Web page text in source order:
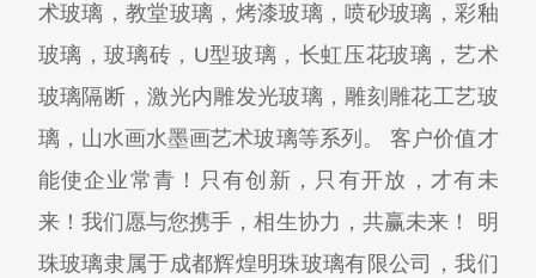
术玻璃，教堂玻璃，烤漆玻璃，喷砂玻璃，彩釉
玻璃，玻璃砖，U型玻璃，长虹压花玻璃，艺术
玻璃隔断，激光内雕发光玻璃，雕刻雕花工艺玻
璃，山水画水墨画艺术玻璃等系列。 客户价值才
能使企业常青！只有创新，只有开放，才有未
来！我们愿与您携手，相生协力，共赢未来！ 明
珠玻璃隶属于成都辉煌明珠玻璃有限公司，我们